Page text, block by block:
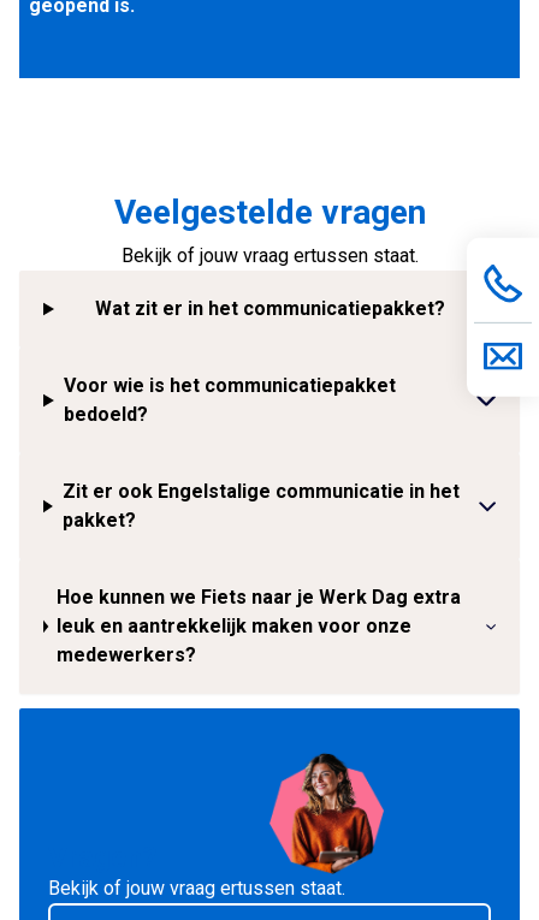
geopend is.
Veelgestelde vragen
Bekijk of jouw vraag ertussen staat.
Wat zit er in het communicatiepakket?
Voor wie is het communicatiepakket
bedoeld?
Zit er ook Engelstalige communicatie in het
pakket?
Hoe kunnen we Fiets naar je Werk Dag extra
leuk en aantrekkelijk maken voor onze
medewerkers?
Bekijk of jouw vraag ertussen staat.